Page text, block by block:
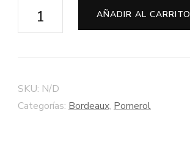
Château
Pomerol
-
AÑADIR AL CARRITO
SKU: N/D
Categorías: Bordeaux, Pomerol